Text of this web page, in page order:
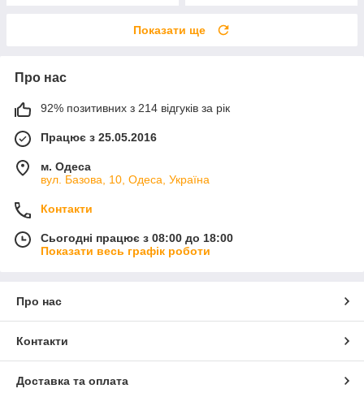
Показати ще
Про нас
92% позитивних з 214 відгуків за рік
Працює з 25.05.2016
м. Одеса
вул. Базова, 10, Одеса, Україна
Контакти
Сьогодні працює з 08:00 до 18:00
Показати весь графік роботи
Про нас
Контакти
Доставка та оплата